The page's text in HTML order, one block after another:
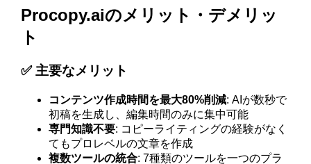
Procopy.aiのメリット・デメリッ
ト
✅ 主要なメリット
コンテンツ作成時間を最大80%削減: AIが数秒で
初稿を生成し、編集時間のみに集中可能
専門知識不要: コピーライティングの経験がなく
てもプロレベルの文章を作成
複数ツールの統合: 7種類のツールを一つのプラ